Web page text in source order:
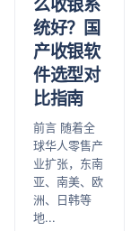
么收银系
统好？国
产收银软
件选型对
比指南
前言 随着全
球华人零售产
业扩张，东南
亚、南美、欧
洲、日韩等
地...